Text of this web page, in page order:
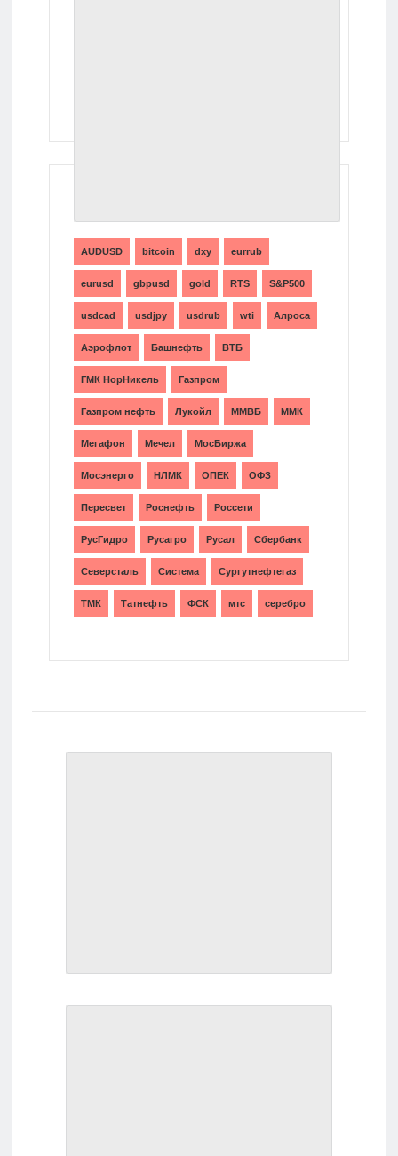
AUDUSD bitcoin dxy eurrub
eurusd gbpusd gold RTS S&P500
usdcad usdjpy usdrub wti Алроса
Аэрофлот Башнефть ВТБ
ГМК НорНикель Газпром
Газпром нефть Лукойл ММВБ ММК
Мегафон Мечел МосБиржа
Мосэнерго НЛМК ОПЕК ОФЗ
Пересвет Роснефть Россети
РусГидро Русагро Русал Сбербанк
Северсталь Система Сургутнефтегаз
ТМК Татнефть ФСК мтс серебро